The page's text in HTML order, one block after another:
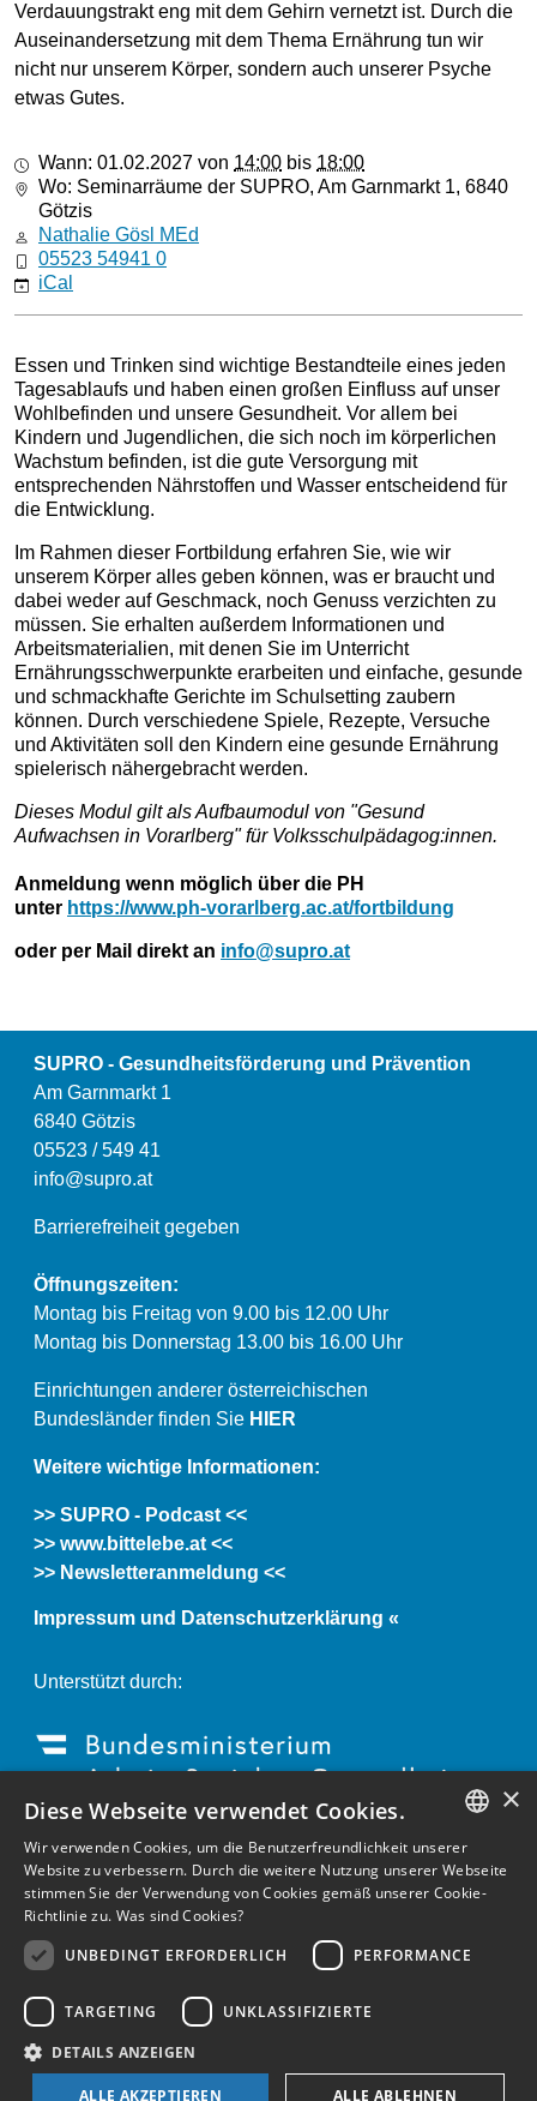
Verdauungstrakt eng mit dem Gehirn vernetzt ist. Durch die
Auseinandersetzung mit dem Thema Ernährung tun wir
nicht nur unserem Körper, sondern auch unserer Psyche
etwas Gutes.
https://www.supro.at/modul-
ernaehrung-
gesund-
aufwachsen-
in-
vorarlberg-
"Ernährung"
–
GESUND
AUFWACHSEN
in
Vorarlberg
2027-
02-
01T14:00:00+01:00
2027-
02-
01T18:00:00+01:00
Ernährung
ist
mehr
als
nur
Energie-
und
Nährstofflieferant.
Neue
weisen
darauf
dass
dem
Gehirn
vernetzt
ist.
Durch
Auseinandersetzung
Thema
Ernährung
tun
nicht
nur
Körper,
auch
Psyche
etwas
Seminarräume
SUPRO,
6840
Wann: 01.02.2027 von 14:00 bis 18:00
Wo: Seminarräume der SUPRO, Am Garnmarkt 1, 6840
Götzis
Nathalie Gösl MEd
05523 54941 0
iCal
Essen und Trinken sind wichtige Bestandteile eines jeden
Tagesablaufs und haben einen großen Einfluss auf unser
Wohlbefinden und unsere Gesundheit. Vor allem bei
Kindern und Jugendlichen, die sich noch im körperlichen
Wachstum befinden, ist die gute Versorgung mit
entsprechenden Nährstoffen und Wasser entscheidend für
die Entwicklung.
Im Rahmen dieser Fortbildung erfahren Sie, wie wir
unserem Körper alles geben können, was er braucht und
dabei weder auf Geschmack, noch Genuss verzichten zu
müssen. Sie erhalten außerdem Informationen und
Arbeitsmaterialien, mit denen Sie im Unterricht
Ernährungsschwerpunkte erarbeiten und einfache, gesunde
und schmackhafte Gerichte im Schulsetting zaubern
können. Durch verschiedene Spiele, Rezepte, Versuche
und Aktivitäten soll den Kindern eine gesunde Ernährung
spielerisch nähergebracht werden.
Dieses Modul gilt als Aufbaumodul von "Gesund
Aufwachsen in Vorarlberg" für Volksschulpädagog:innen.
Anmeldung wenn möglich über die PH
unter https://www.ph-vorarlberg.ac.at/fortbildung
oder per Mail direkt an info@supro.at
SUPRO - Gesundheitsförderung und Prävention
Am Garnmarkt 1
6840 Götzis
05523 / 549 41
info@supro.at
Barrierefreiheit gegeben
Öffnungszeiten:
Montag bis Freitag von 9.00 bis 12.00 Uhr
Montag bis Donnerstag 13.00 bis 16.00 Uhr
Einrichtungen anderer österreichischen
Bundesländer finden Sie HIER
Weitere wichtige Informationen:
>> SUPRO - Podcast <<
>> www.bittelebe.at <<
>> Newsletteranmeldung <<
Impressum und Datenschutzerklärung «
Unterstützt durch:
GERMAN
ENGLISH
×
Diese Webseite verwendet Cookies.
Wir verwenden Cookies, um die Benutzerfreundlichkeit unserer
Website zu verbessern. Durch die weitere Nutzung unserer Webseite
stimmen Sie der Verwendung von Cookies gemäß unserer Cookie-
Richtlinie zu. Was sind Cookies?
UNBEDINGT ERFORDERLICH
PERFORMANCE
TARGETING UNKLASSIFIZIERTE
DETAILS ANZEIGEN
ALLE AKZEPTIEREN ALLE ABLEHNEN